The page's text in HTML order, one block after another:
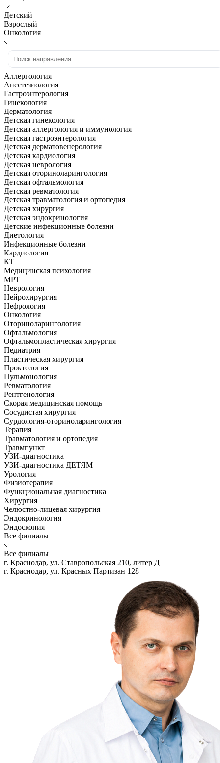
Детский
Взрослый
Онкология
Аллергология
Анестезиология
Гастроэнтерология
Гинекология
Дерматология
Детская гинекология
Детская аллергология и иммунология
Детская гастроэнтерология
Детская дерматовенерология
Детская кардиология
Детская неврология
Детская оториноларингология
Детская офтальмология
Детская ревматология
Детская травматология и ортопедия
Детская хирургия
Детская эндокринология
Детские инфекционные болезни
Диетология
Инфекционные болезни
Кардиология
КТ
Медицинская психология
МРТ
Неврология
Нейрохирургия
Нефрология
Онкология
Оториноларингология
Офтальмология
Офтальмопластическая хирургия
Педиатрия
Пластическая хирургия
Проктология
Пульмонология
Ревматология
Рентгенология
Скорая медицинская помощь
Сосудистая хирургия
Сурдология-оториноларингология
Терапия
Травматология и ортопедия
Травмпункт
УЗИ-диагностика
УЗИ-диагностика ДЕТЯМ
Урология
Физиотерапия
Функциональная диагностика
Хирургия
Челюстно-лицевая хирургия
Эндокринология
Эндоскопия
Все филиалы
Все филиалы
г. Краснодар, ул. Ставропольская 210, литер Д
г. Краснодар, ул. Красных Партизан 128